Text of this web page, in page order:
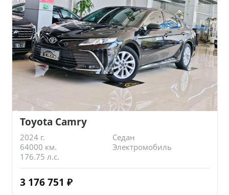
Toyota Camry
2024 г.
Седан
64000 км.
Электромобиль
176.75 л.с.
3 176 751 ₽